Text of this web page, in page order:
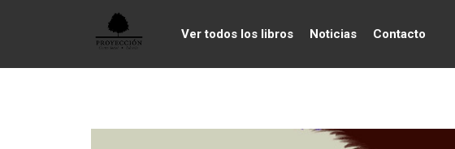
Ver todos los libros Noticias Contacto